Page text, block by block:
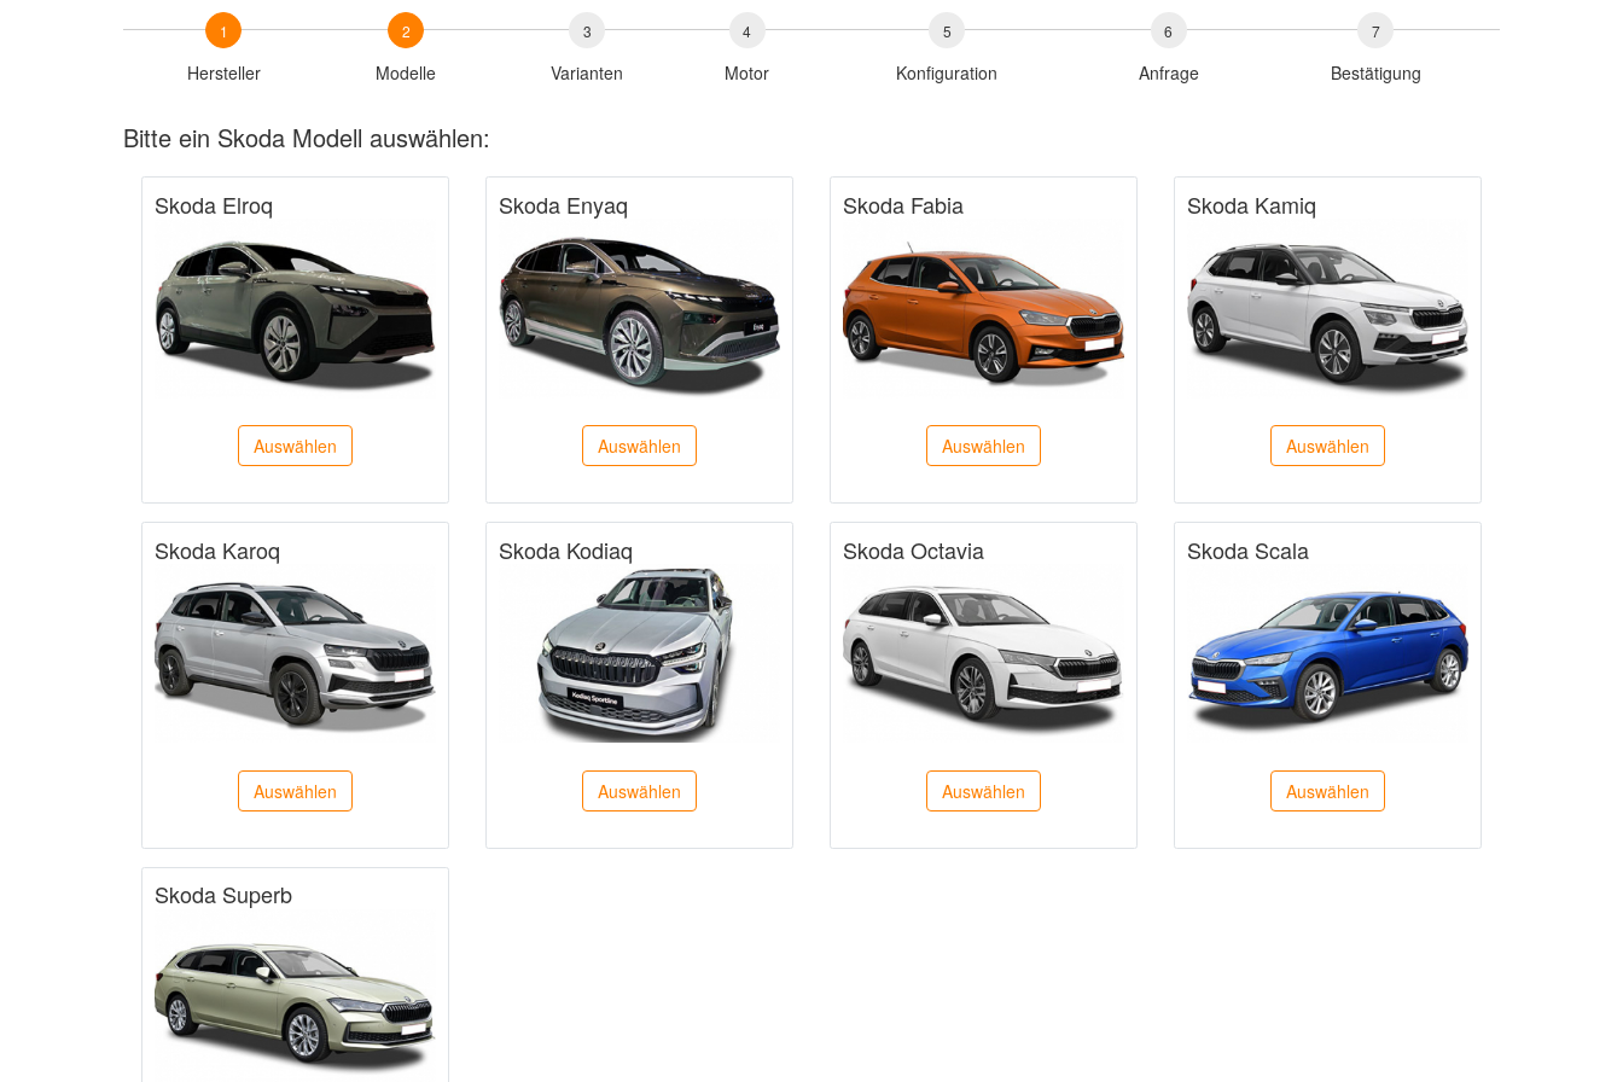
1
Hersteller
2
Modelle
3
Varianten
4
Motor
5
Konfiguration
6
Anfrage
7
Bestätigung
Bitte ein Skoda Modell auswählen:
Skoda Elroq
Auswählen
Skoda Enyaq
Auswählen
Skoda Fabia
Auswählen
Skoda Kamiq
Auswählen
Skoda Karoq
Auswählen
Skoda Kodiaq
Auswählen
Skoda Octavia
Auswählen
Skoda Scala
Auswählen
Skoda Superb